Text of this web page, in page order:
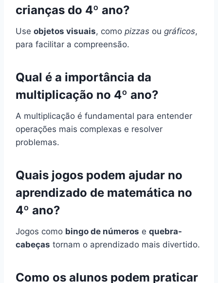
crianças do 4º ano?
Use objetos visuais, como pizzas ou gráficos,
para facilitar a compreensão.
Qual é a importância da
multiplicação no 4º ano?
A multiplicação é fundamental para entender
operações mais complexas e resolver
problemas.
Quais jogos podem ajudar no
aprendizado de matemática no
4º ano?
Jogos como bingo de números e quebra-
cabeças tornam o aprendizado mais divertido.
Como os alunos podem praticar